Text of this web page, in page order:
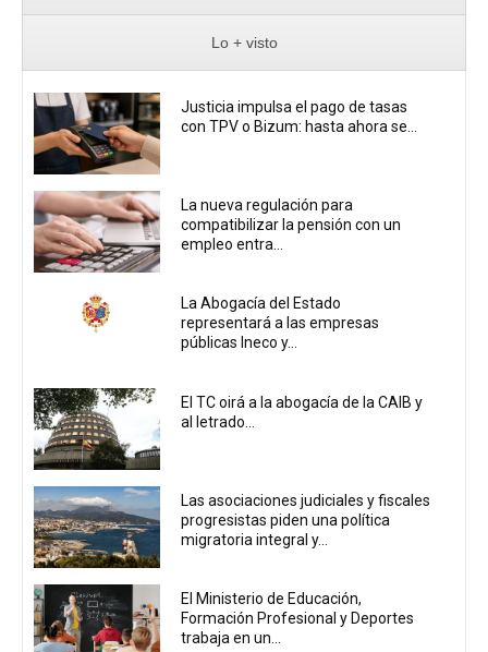
Lo + visto
Justicia impulsa el pago de tasas
con TPV o Bizum: hasta ahora se...
La nueva regulación para
compatibilizar la pensión con un
empleo entra...
La Abogacía del Estado
representará a las empresas
públicas Ineco y...
El TC oirá a la abogacía de la CAIB y
al letrado...
Las asociaciones judiciales y fiscales
progresistas piden una política
migratoria integral y...
El Ministerio de Educación,
Formación Profesional y Deportes
trabaja en un...